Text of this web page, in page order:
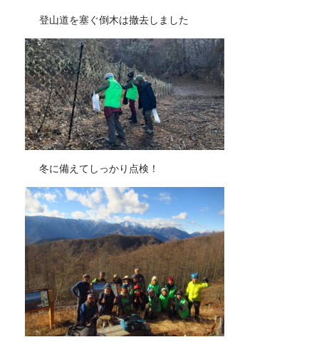
登山道を塞ぐ倒木は撤去しました
冬に備えてしっかり点検！